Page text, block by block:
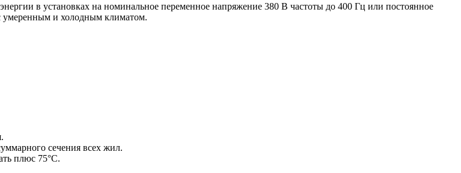
в установках на номинальное переменное напряжение 380 В частоты до 400 Гц или постоянное
умеренным и холодным климатом.
сечения всех жил.
плюс 75°С.